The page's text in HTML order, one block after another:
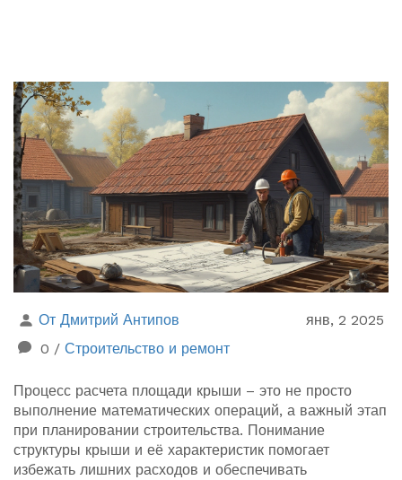
От Дмитрий Антипов
янв, 2 2025
0 / Строительство и ремонт
Процесс расчета площади крыши – это не просто
выполнение математических операций, а важный этап
при планировании строительства. Понимание
структуры крыши и её характеристик помогает
избежать лишних расходов и обеспечивать